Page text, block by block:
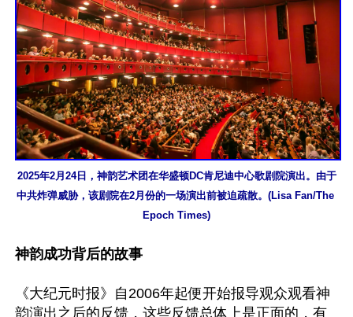
2025年2月24日，神韵艺术团在华盛顿DC肯尼迪中心歌剧院演出。由于
中共炸弹威胁，该剧院在2月份的一场演出前被迫疏散。(Lisa Fan/The
Epoch Times)
神韵成功背后的故事
《大纪元时报》自2006年起便开始报导观众观看神
韵演出之后的反馈，这些反馈总体上是正面的，有